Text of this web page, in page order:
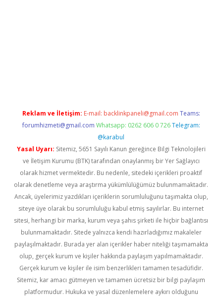
Reklam ve İletişim: E-mail: backlinkpaneli@gmail.com Teams:
forumhizmeti@gmail.com Whatsapp: 0262 606 0 726 Telegram:
@karabul
Yasal Uyarı: Sitemiz, 5651 Sayılı Kanun gereğince Bilgi Teknolojileri
ve İletişim Kurumu (BTK) tarafından onaylanmış bir Yer Sağlayıcı
olarak hizmet vermektedir. Bu nedenle, sitedeki içerikleri proaktif
olarak denetleme veya araştırma yükümlülüğümüz bulunmamaktadır.
Ancak, üyelerimiz yazdıkları içeriklerin sorumluluğunu taşımakta olup,
siteye üye olarak bu sorumluluğu kabul etmiş sayılırlar. Bu internet
sitesi, herhangi bir marka, kurum veya şahıs şirketi ile hiçbir bağlantısı
bulunmamaktadır. Sitede yalnızca kendi hazırladığımız makaleler
paylaşılmaktadır. Burada yer alan içerikler haber niteliği taşımamakta
olup, gerçek kurum ve kişiler hakkında paylaşım yapılmamaktadır.
Gerçek kurum ve kişiler ile isim benzerlikleri tamamen tesadüfidir.
Sitemiz, kar amacı gütmeyen ve tamamen ücretsiz bir bilgi paylaşım
platformudur. Hukuka ve yasal düzenlemelere aykırı olduğunu